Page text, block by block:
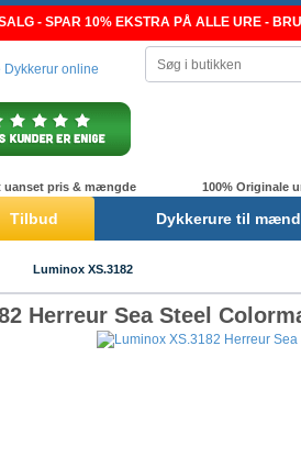
- SPAR 10% EKSTRA PÅ ALLE URE -
uanset pris & mængde 100% Originale
Tilbud Dykkerure til mænd
Luminox XS.3182
Herreur Sea Steel